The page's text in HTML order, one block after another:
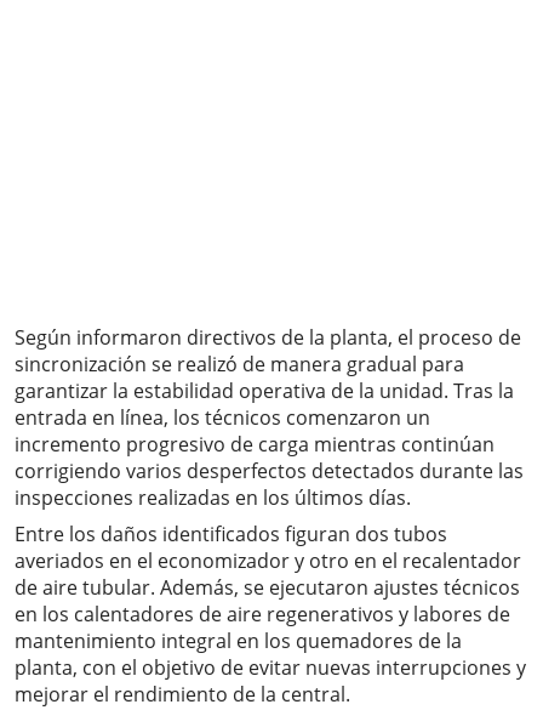
Según informaron directivos de la planta, el proceso de
sincronización se realizó de manera gradual para
garantizar la estabilidad operativa de la unidad. Tras la
entrada en línea, los técnicos comenzaron un
incremento progresivo de carga mientras continúan
corrigiendo varios desperfectos detectados durante las
inspecciones realizadas en los últimos días.
Entre los daños identificados figuran dos tubos
averiados en el economizador y otro en el recalentador
de aire tubular. Además, se ejecutaron ajustes técnicos
en los calentadores de aire regenerativos y labores de
mantenimiento integral en los quemadores de la
planta, con el objetivo de evitar nuevas interrupciones y
mejorar el rendimiento de la central.